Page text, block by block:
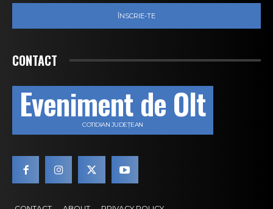
ÎNSCRIE-TE
CONTACT
Eveniment de Olt
COTIDIAN JUDEȚEAN